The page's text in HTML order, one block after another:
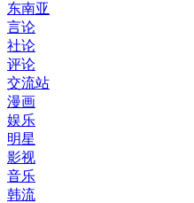
东南亚
言论
社论
评论
交流站
漫画
娱乐
明星
影视
音乐
韩流